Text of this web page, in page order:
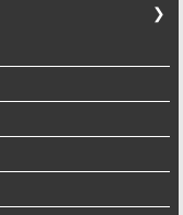
❯